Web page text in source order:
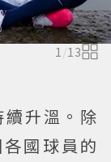
1/13
升溫。除
國球員的